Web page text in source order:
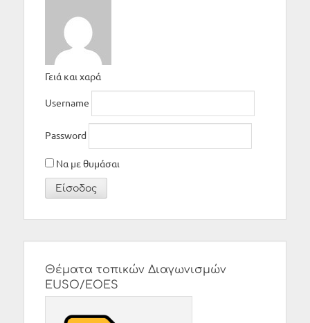
Γειά και χαρά
Username
Password
Να με θυμάσαι
Θέματα τοπικών Διαγωνισμών
EUSO/EOES